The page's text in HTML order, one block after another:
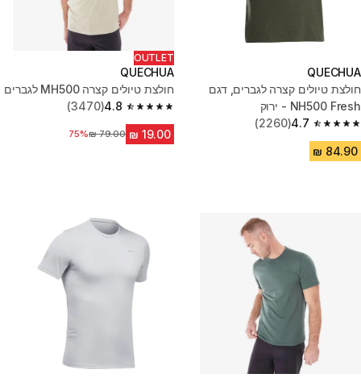
QUECHUA
חולצת טיולים קצרה לגברים, דגם
NH500 Fresh - ירוק
4.7
4.7 out of 5 stars from 2260 reviews
(2260)
OUTLET
QUECHUA
חולצת טיולים קצרה MH500 לגברים
4.8
4.8 out of 5 stars from 3470 reviews
(3470)
מחיר לפני הנחה‏79.00 ₪
75%